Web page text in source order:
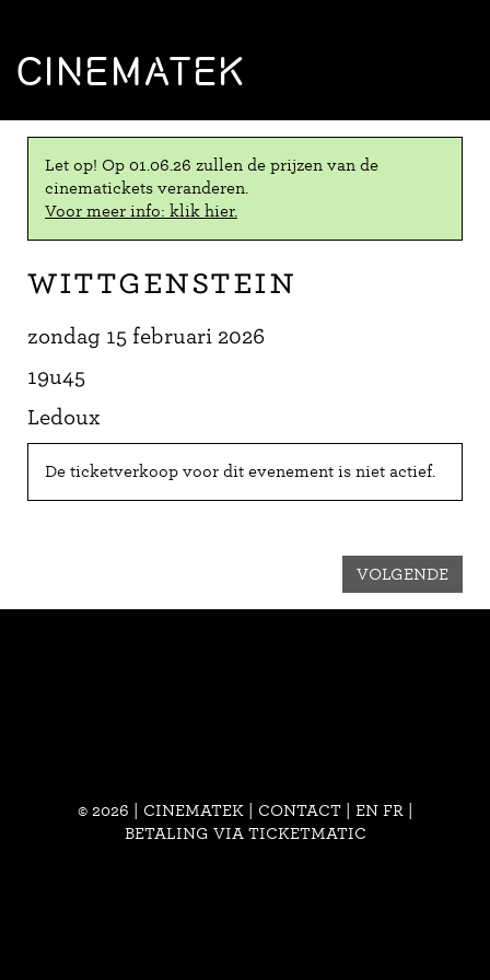
CINEMATEK
Let op! Op 01.06.26 zullen de prijzen van de
cinematickets veranderen.
Voor meer info: klik hier.
Wittgenstein
zondag 15 februari 2026
19u45
Ledoux
De ticketverkoop voor dit evenement is niet actief.
VOLGENDE
© 2026 | CINEMATEK | CONTACT| EN FR
BETALING VIA TICKETMATIC